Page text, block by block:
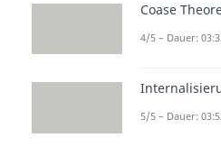
werden
kurz
Coase
4/5 – Dauer:
5/5 – Dauer: